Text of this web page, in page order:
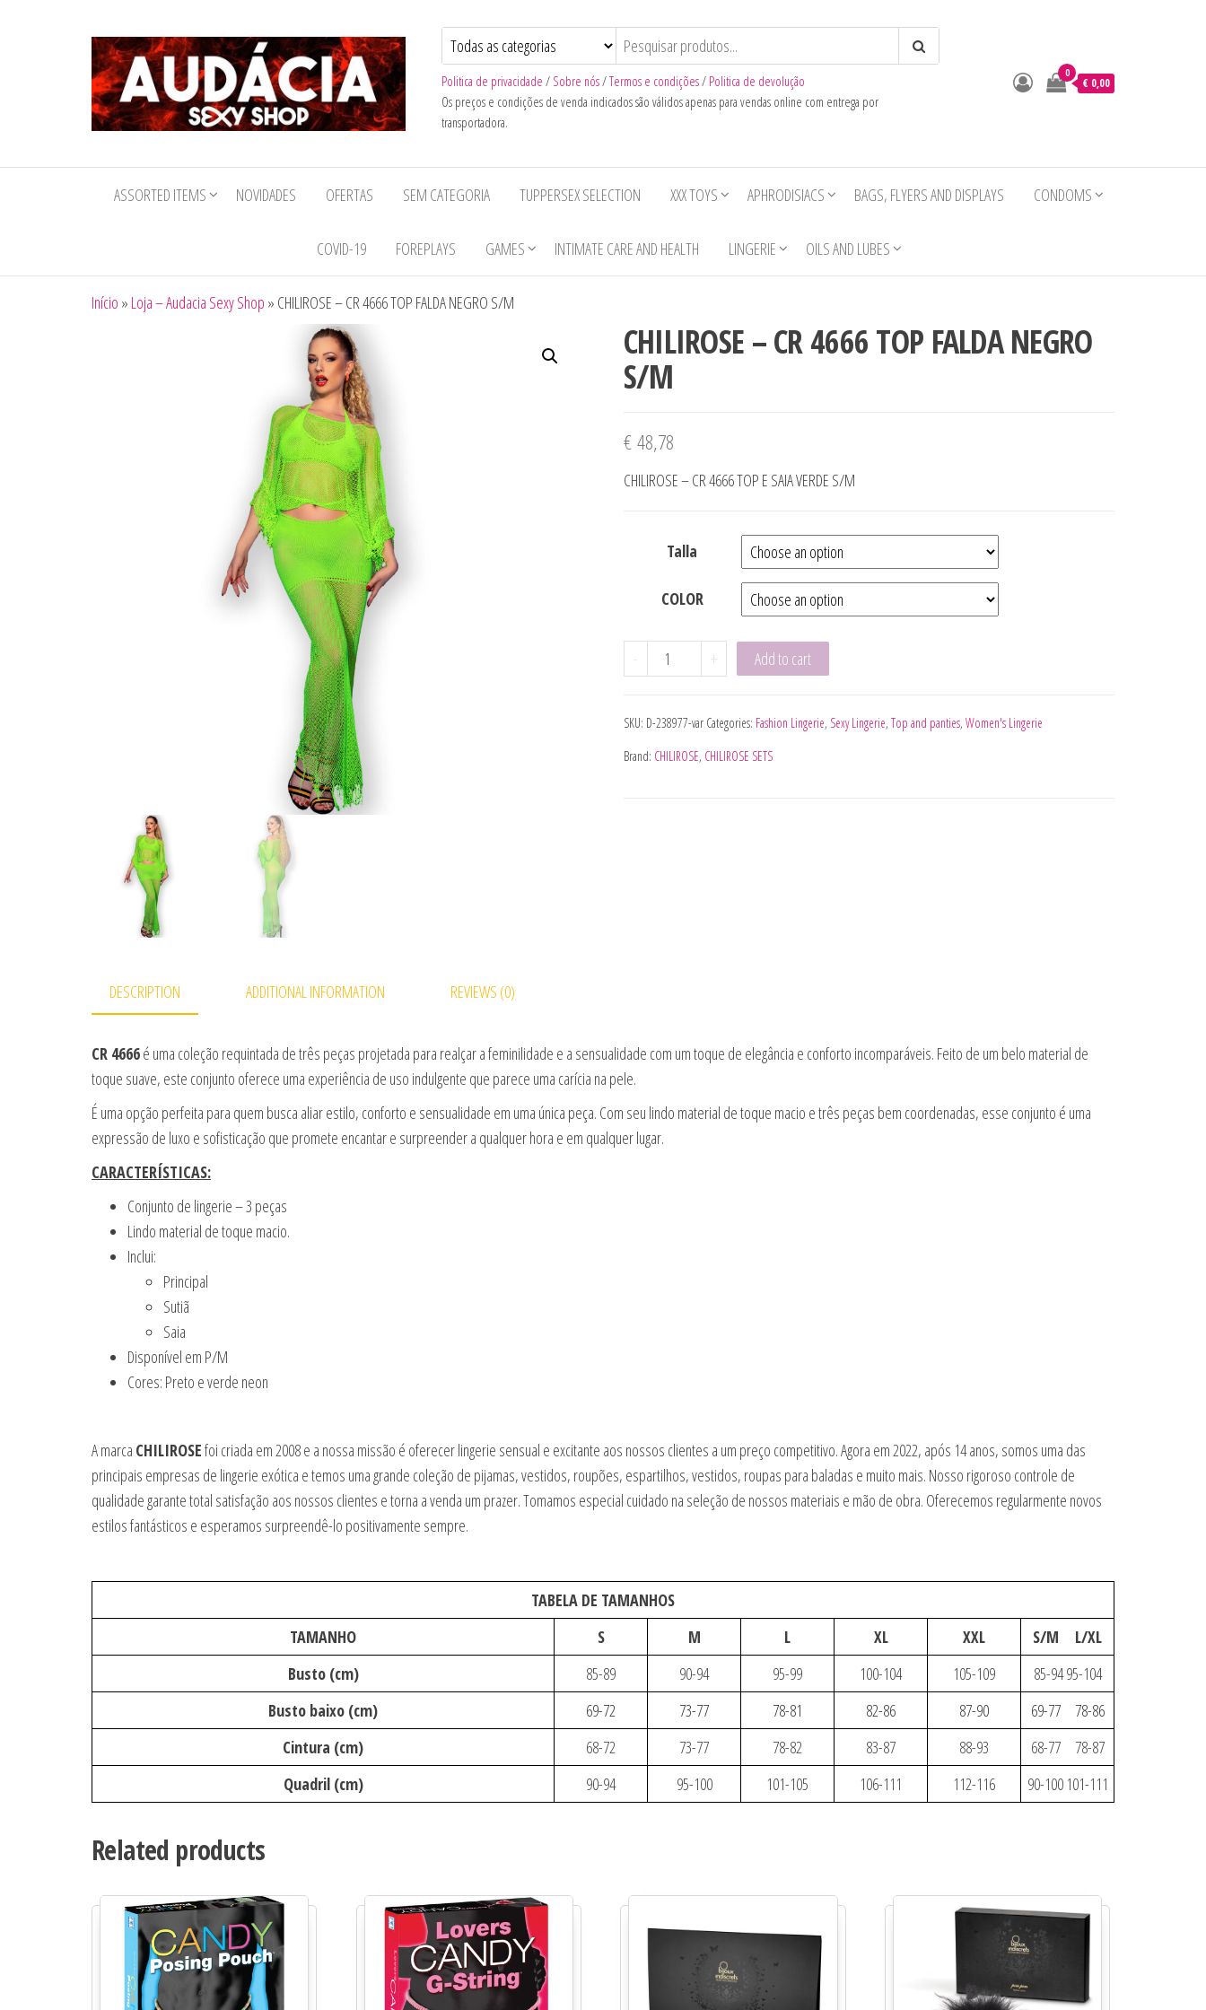
Sexy
Shop
Politica de privacidade / Sobre nós/Termos e condições/ Politica de devolução
Os preços e condições de venda indicados são válidos apenas para vendas online com entrega por
transportadora.
0
€ 0,00
ASSORTED ITEMS NOVIDADES OFERTAS SEM CATEGORIA TUPPERSEX SELECTION XXX TOYS APHRODISIACS BAGS, FLYERS AND DISPLAYS CONDOMS
COVID-19 FOREPLAYS GAMES INTIMATE CARE AND HEALTH LINGERIE OILS AND LUBES
Início » Loja – Audacia Sexy Shop » CHILIROSE – CR 4666 TOP FALDA NEGRO S/M
CHILIROSE – CR 4666 TOP FALDA NEGRO
S/M
€48,78
CHILIROSE – CR 4666 TOP E SAIA VERDE S/M
Talla
COLOR
- CHILIROSE - CR 4666 TOP FALDA NEGRO S/M quantity
+ Add to cart
SKU: D-238977-var Categories: Fashion Lingerie, Sexy Lingerie, Top and panties, Women's Lingerie
Brand: CHILIROSE, CHILIROSE SETS
DESCRIPTION ADDITIONAL INFORMATION REVIEWS (0)
CR 4666é uma coleção requintada de três peças projetada para realçar a feminilidade e a sensualidade com um toque de elegância e conforto incomparáveis. Feito de um belo material de
toque suave, este conjunto oferece uma experiência de uso indulgente que parece uma carícia na pele.
É uma opção perfeita para quem busca aliar estilo, conforto e sensualidade em uma única peça. Com seu lindo material de toque macio e três peças bem coordenadas, esse conjunto é uma
expressão de luxo e sofisticação que promete encantar e surpreender a qualquer hora e em qualquer lugar.
CARACTERÍSTICAS:
Conjunto de lingerie – 3 peças
Lindo material de toque macio.
Inclui:
Principal
Sutiã
Saia
Disponível em P/M
Cores: Preto e verde neon
A marca CHILIROSEfoi criada em 2008 e a nossa missão é oferecer lingerie sensual e excitante aos nossos clientes a um preço competitivo. Agora em 2022, após 14 anos, somos uma das
principais empresas de lingerie exótica e temos uma grande coleção de pijamas, vestidos, roupões, espartilhos, vestidos, roupas para baladas e muito mais. Nosso rigoroso controle de
qualidade garante total satisfação aos nossos clientes e torna a venda um prazer. Tomamos especial cuidado na seleção de nossos materiais e mão de obra. Oferecemos regularmente novos
estilos fantásticos e esperamos surpreendê-lo positivamente sempre.
TABELA DE TAMANHOS
TAMANHO
S M L XL XXL
S/M L/XL
Busto (cm)
85-89 90-94 95-99 100-104 105-109
85-94 95-104
Busto baixo (cm)
69-72 73-77 78-81 82-86 87-90
69-77 78-86
Cintura (cm)
68-72 73-77 78-82 83-87 88-93
68-77 78-87
Quadril (cm)
90-94 95-100 101-105 106-111 112-116 90-100 101-111
Related products